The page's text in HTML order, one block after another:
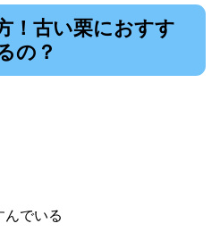
！古い栗におすす
の？
んでいる